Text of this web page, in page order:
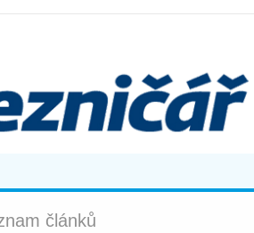
článků